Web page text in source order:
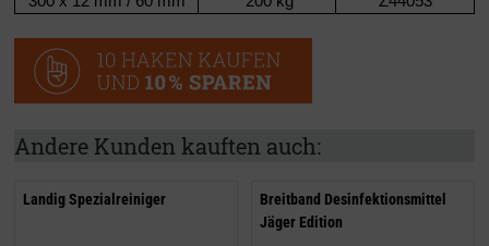
Andere Kunden kauften auch:
Landig Spezialreiniger
Breitband Desinfektionsmittel
Jäger Edition